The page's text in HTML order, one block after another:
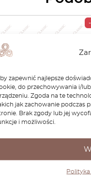
zapewnić najlepsze
do przechowywania i/
Zgoda na te
jak zachowanie podczas
Brak zgody lub jej
i możliwości.
Półki Bagażnika